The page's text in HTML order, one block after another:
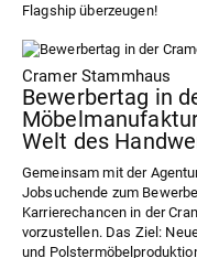
Flagship überzeugen!
Cramer Stammhaus
Bewerbertag in
Welt des
Gemeinsam mit der
Jobsuchende zum
Karrierechancen in der
vorzustellen. Das Ziel:
und